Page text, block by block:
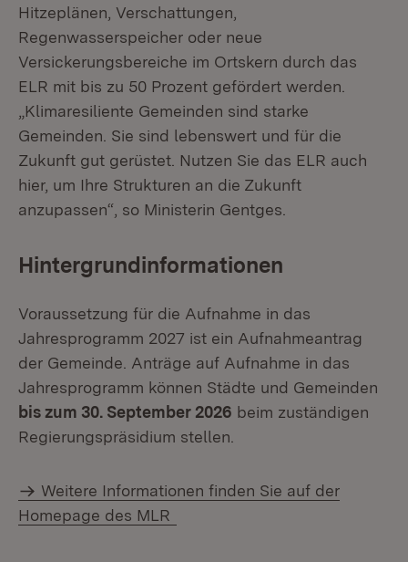
Hitzeplänen, Verschattungen,
Regenwasserspeicher oder neue
Versickerungsbereiche im Ortskern durch das
ELR mit bis zu 50 Prozent gefördert werden.
„Klimaresiliente Gemeinden sind starke
Gemeinden. Sie sind lebenswert und für die
Zukunft gut gerüstet. Nutzen Sie das ELR auch
hier, um Ihre Strukturen an die Zukunft
anzupassen“, so Ministerin Gentges.
Hintergrundinformationen
Voraussetzung für die Aufnahme in das
Jahresprogramm 2027 ist ein Aufnahmeantrag
der Gemeinde. Anträge auf Aufnahme in das
Jahresprogramm können Städte und Gemeinden
bis zum 30. September 2026 beim zuständigen
Regierungspräsidium stellen.
Weitere Informationen finden Sie auf der
Homepage des MLR